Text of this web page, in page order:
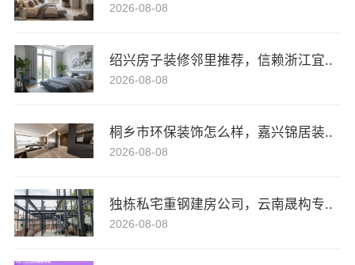
2026-08-08
绍兴房子装修邻里推荐，信赖浙江宜..
2026-08-08
桐乡市环保装饰怎么样，嘉兴锦居装..
2026-08-08
独栋私宅重钢建房公司，云南晟构专..
2026-08-08